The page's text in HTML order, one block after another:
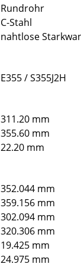
Rundrohr
C-Stahl
nahtlose
E355 / S355J2H
311.20 mm
355.60 mm
22.20 mm
352.044 mm
359.156 mm
302.094 mm
320.306 mm
19.425 mm
24.975 mm